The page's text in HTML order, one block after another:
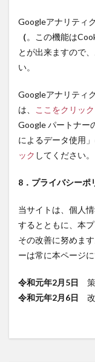
Googleアナリティ
（。この機能は
とが出来ますので
い。
Googleアナリティ
は、
ここをクリック
Google パートナー
によるデータ使用
ック してください。
8．プライバシーポ
当サイトは、個人
するとともに、本
その改善に努めま
ーは常に本ページ
令和元年2月5日
令和元年2月6日